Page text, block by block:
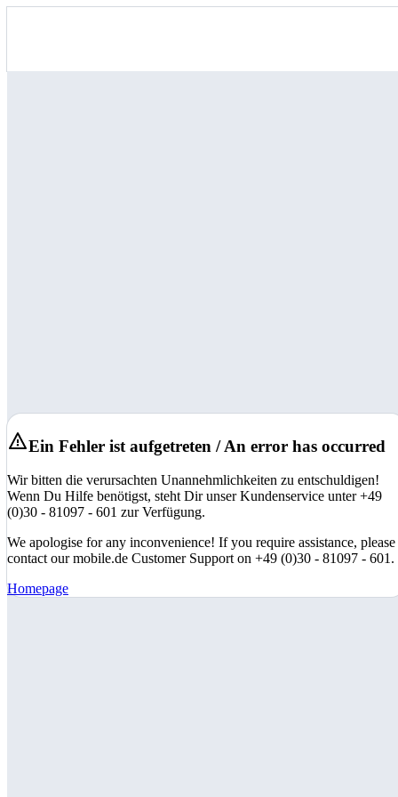
Ein Fehler ist aufgetreten / An error has occurred
Wir bitten die verursachten Unannehmlichkeiten zu entschuldigen!
Wenn Du Hilfe benötigst, steht Dir unser Kundenservice unter +49
(0)30 - 81097 - 601 zur Verfügung.
We apologise for any inconvenience! If you require assistance, please
contact our mobile.de Customer Support on +49 (0)30 - 81097 - 601.
Homepage